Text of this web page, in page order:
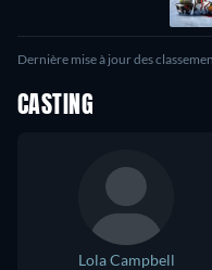
Dernière mise à jour des
CASTING
Lola Campbell